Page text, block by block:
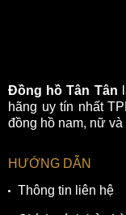
Đồng hồ Tân Tân
hãng uy tín nhất
đồng hồ nam, nữ
HƯỚNG DẪN
Thông tin liên hệ